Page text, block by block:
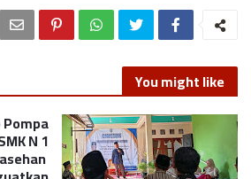
You might like
N 1